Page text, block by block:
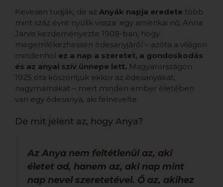
Kevesen tudják, de az Anyák napja eredete több
mint száz évre nyúlik vissza: egy amerikai nő, Anna
Jarvis kezdeményezte 1908-ban, hogy
megemlékezhessen édesanyjáról – azóta a világon
mindenhol ez a nap a szeretet, a gondoskodás
és az anyai szív ünnepe lett. Magyarországon
1925 óta köszöntjük ekkor az édesanyákat,
nagymamákat – mert minden ember életében
van egy édesanya, aki felnevelte.
De mit jelent az, hogy Anya?
Az Anya nem feltétlenül az, aki
életet ad, hanem az, aki nap mint
nap nevel szeretetével. Ő az, akihez